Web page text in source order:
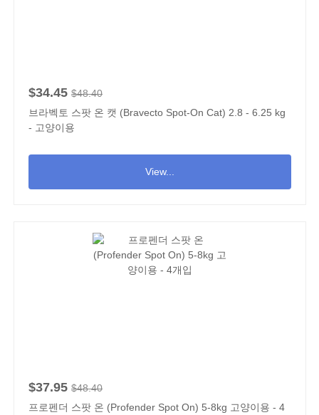
$34.45 $48.40
브라벡토 스팟 온 캣 (Bravecto Spot-On Cat) 2.8 - 6.25 kg
- 고양이용
View...
$37.95 $48.40
프로펜더 스팟 온 (Profender Spot On) 5-8kg 고양이용 - 4